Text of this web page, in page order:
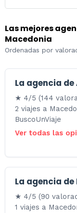
Las mejores
Macedonia
Ordenadas por
La agencia
★ 4/5 (144
2 viajes a
BuscoUnViaje
Ver todas las
La agencia de
★ 4/5 (90
1 viajes a